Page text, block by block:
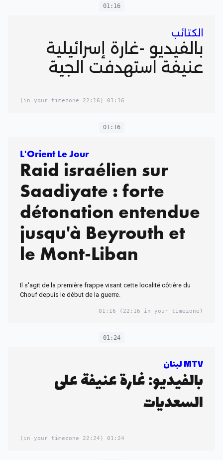
01:16
الكتائب
بالفيديو -غارة إسرائيلية
عنيفة استهدفت الجية
01:16
(22:16 in your timezone)
01:16
L'Orient Le Jour
Raid israélien sur
Saadiyate : forte
détonation entendue
jusqu'à Beyrouth et
le Mont-Liban
Il s'agit de la première frappe visant cette localité côtière du
Chouf depuis le début de la guerre.
01:16 (22:16 in your timezone)
01:24
MTV لبنان
بالفيديو: غارة عنيفة على
السعديات
01:24
(22:24 in your timezone)